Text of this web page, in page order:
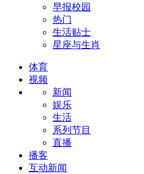
早报校园
热门
生活贴士
星座与生肖
体育
视频
新闻
娱乐
生活
系列节目
直播
播客
互动新闻